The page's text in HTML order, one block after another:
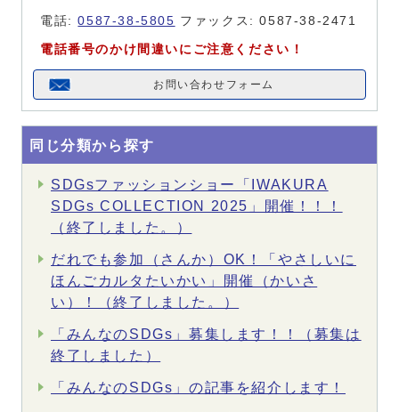
電話:0587-38-5805 ファックス: 0587-38-2471
電話番号のかけ間違いにご注意ください！
お問い合わせフォーム
同じ分類から探す
SDGsファッションショー「IWAKURA
SDGs COLLECTION 2025」開催！！！
（終了しました。）
だれでも参加（さんか）OK！「やさしいに
ほんごカルタたいかい」開催（かいさ
い）！（終了しました。）
「みんなのSDGs」募集します！！（募集は
終了しました）
「みんなのSDGs」の記事を紹介します！